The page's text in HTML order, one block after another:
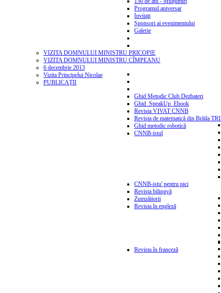
Programul aniversar
Invitaţi
Sponsori ai evenimentului
Galerie
VIZITA DOMNULUI MINISTRU PRICOPIE
VIZITA DOMNULUI MINISTRU CÎMPEANU
6 decembrie 2013
Vizita Principelui Nicolae
PUBLICAŢII
Ghid Metodic Club Dezbateri
Ghid_SpeakUp_Ebook
Revista VIVAT CNNB
Revista de matematică din Brăila
Ghid metodic robotică
CNNB-istul
CNNB-istu' pentru pici
Revista bilingvă
Zumzăitorii
Revista în engleză
Revista în franceză